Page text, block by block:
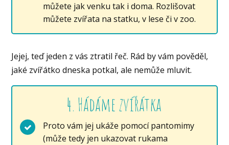
můžete jak venku tak i doma. Rozlišovat
můžete zvířata na statku, v lese či v zoo.
Jejej, teď jeden z vás ztratil řeč. Rád by vám pověděl,
jaké zvířátko dneska potkal, ale nemůže mluvit.
4. Hádáme zvířátka
Proto vám jej ukáže pomocí pantomimy
(může tedy jen ukazovat rukama